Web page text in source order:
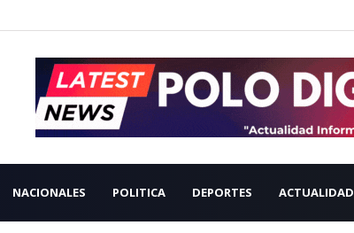
NACIONALES POLITICA DEPORTES ACTUALIDAD